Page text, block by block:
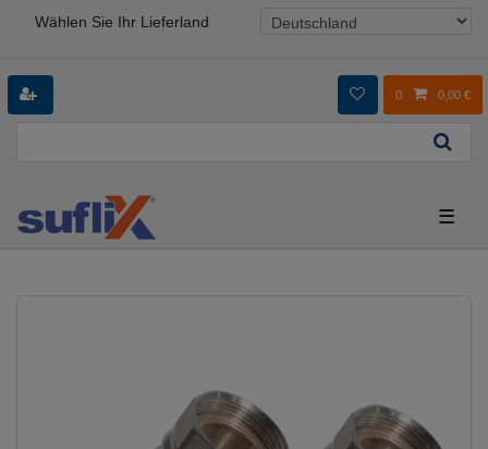
Wählen Sie Ihr Lieferland
0 0,00 €
☰